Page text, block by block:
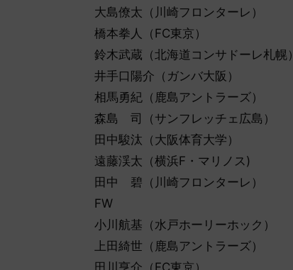
大島僚太（川崎フロンターレ）
橋本拳人（FC東京）
鈴木武蔵（北海道コンサドーレ札幌）
井手口陽介（ガンバ大阪）
相馬勇紀（鹿島アントラーズ）
森島 司（サンフレッチェ広島）
田中駿汰（大阪体育大学）
遠藤渓太（横浜F・マリノス)
田中 碧（川崎フロンターレ）
FW
小川航基（水戸ホーリーホック）
上田綺世（鹿島アントラーズ）